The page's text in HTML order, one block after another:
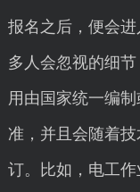
报名之后，便会
多人会忽视的细
用由国家统一编
准，并且会随着
订。比如，电工